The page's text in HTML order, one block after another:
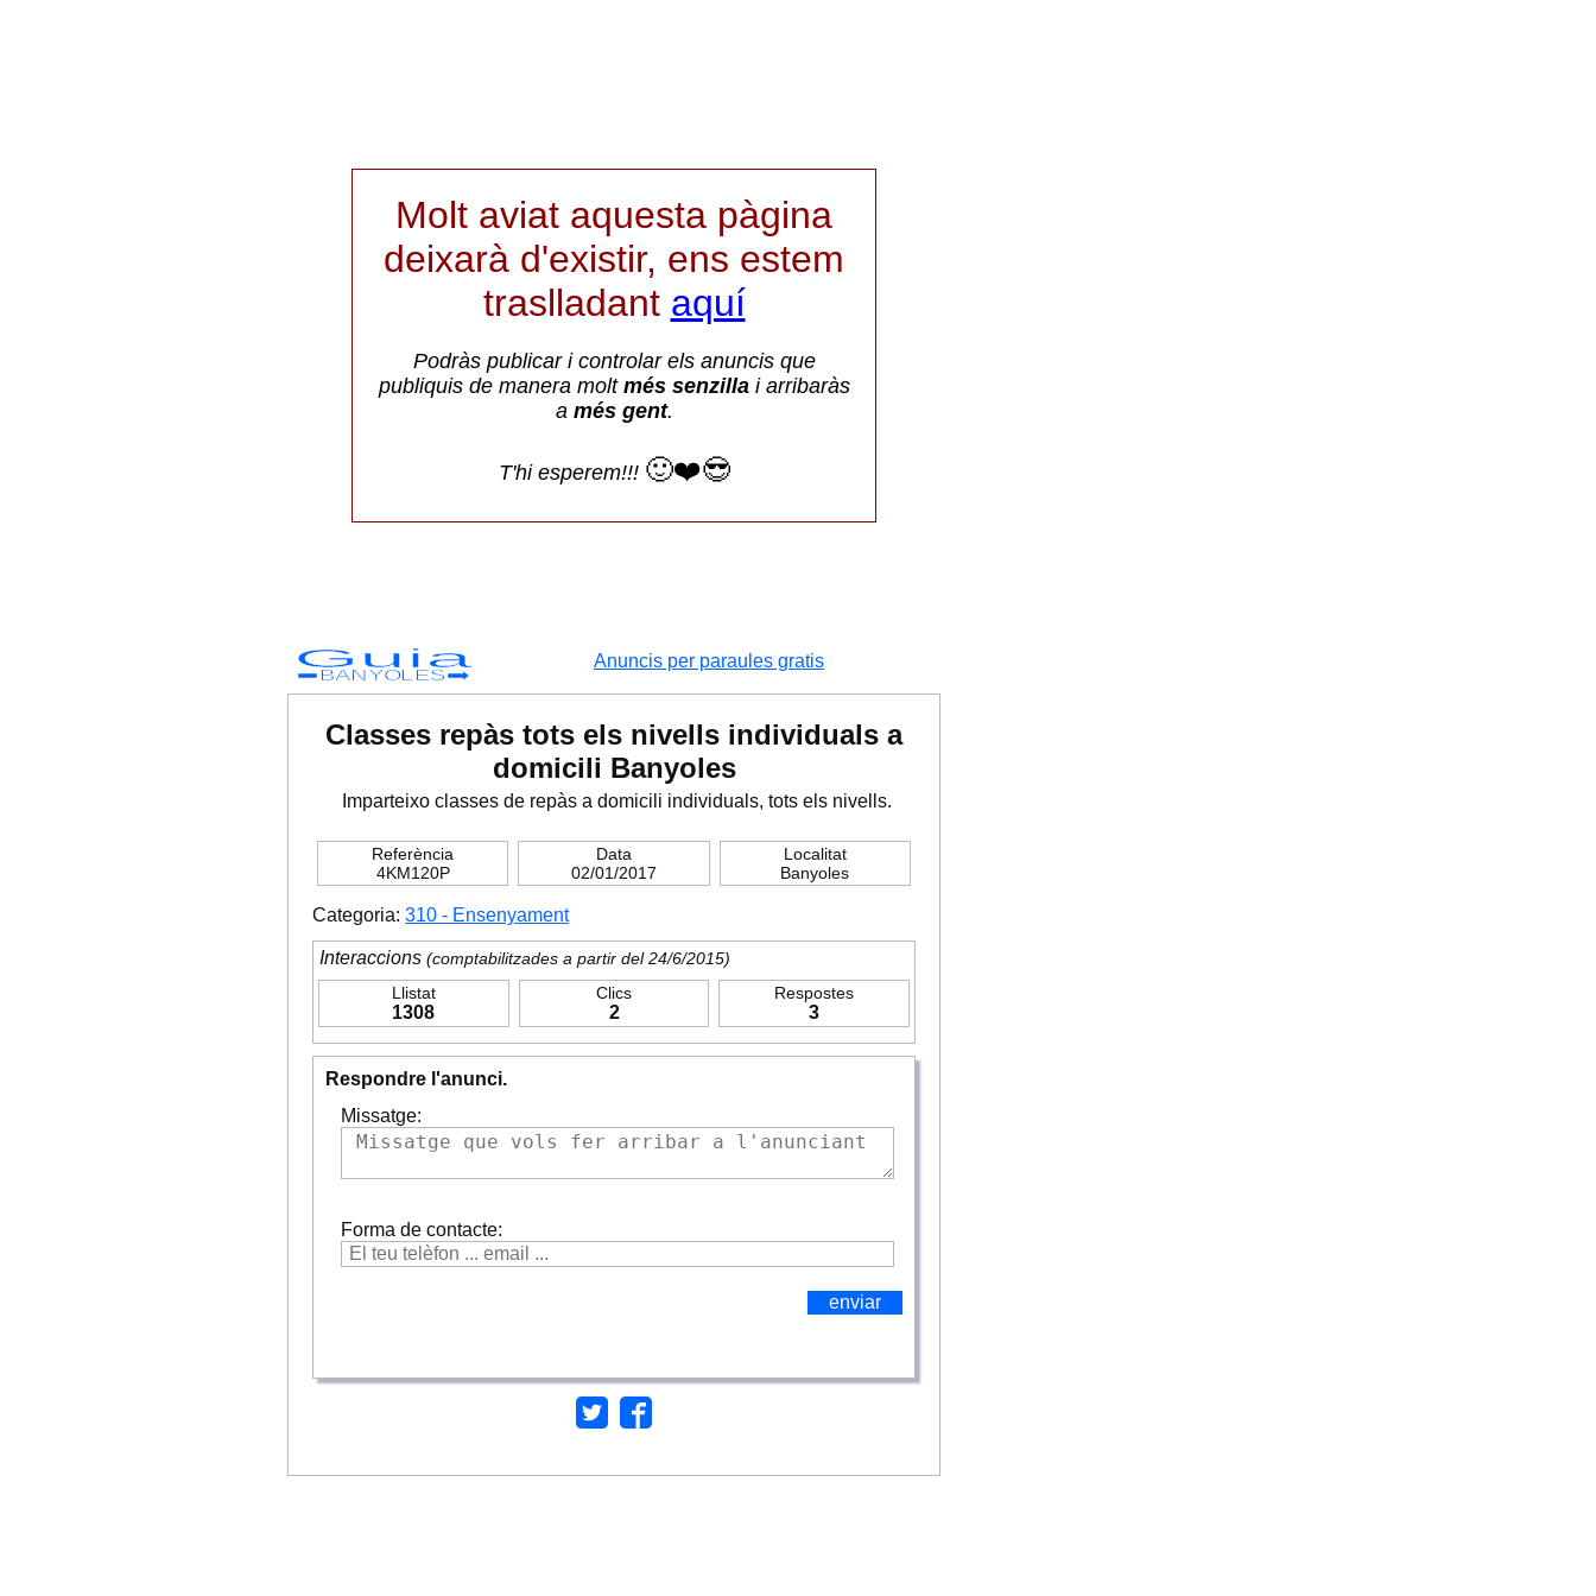
Molt aviat aquesta pàgina
deixarà d'existir, ens estem
traslladant aquí
Podràs publicar i controlar els anuncis que
publiquis de manera molt més senzillai arribaràs
a més gent.
T'hi esperem!!! 🙂❤️😎
Guia
BANYOLES
Anuncis per paraules gratis
Classes repàs tots els nivells individuals a
domicili Banyoles
Imparteixo classes de repàs a domicili individuals, tots els nivells.
Referència
4KM120P
Data
02/01/2017
Localitat
Banyoles
Categoria: 310 - Ensenyament
Interaccions (comptabilitzades a partir del 24/6/2015)
Llistat
1308
Clics
2
Respostes
3
Respondre l'anunci.
Missatge:
Forma de contacte: